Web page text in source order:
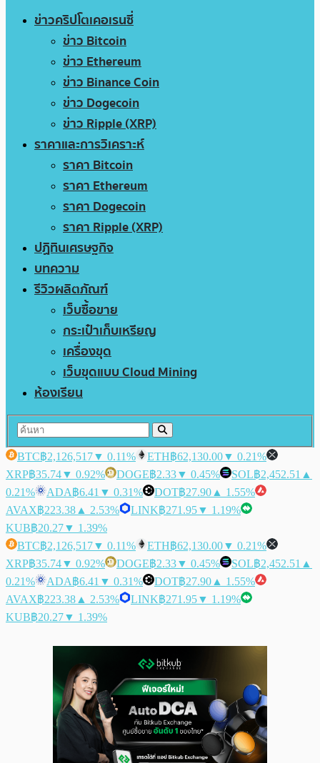
ข่าวคริปโตเคอเรนซี่
ข่าว Bitcoin
ข่าว Ethereum
ข่าว Binance Coin
ข่าว Dogecoin
ข่าว Ripple (XRP)
ราคาและการวิเคราะห์
ราคา Bitcoin
ราคา Ethereum
ราคา Dogecoin
ราคา Ripple (XRP)
ปฏิทินเศรษฐกิจ
บทความ
รีวิวผลิตภัณฑ์
เว็บซื้อขาย
กระเป๋าเก็บเหรียญ
เครื่องขุด
เว็บขุดแบบ Cloud Mining
ห้องเรียน
BTC฿2,126,517▼ 0.11% ETH฿62,130.00▼ 0.21%
XRP฿35.74▼ 0.92% DOGE฿2.33▼ 0.45% SOL฿2,452.51 ▲
0.21%
ADA฿6.41 ▼ 0.31% DOT฿27.90 ▲ 1.55%
AVAX฿223.38 ▲ 2.53% LINK฿271.95▼ 1.19%
KUB฿20.27▼ 1.39%
BTC฿2,126,517▼ 0.11% ETH฿62,130.00▼ 0.21%
XRP฿35.74▼ 0.92% DOGE฿2.33▼ 0.45% SOL฿2,452.51 ▲
0.21%
ADA฿6.41 ▼ 0.31% DOT฿27.90 ▲ 1.55%
AVAX฿223.38 ▲ 2.53% LINK฿271.95▼ 1.19%
KUB฿20.27▼ 1.39%